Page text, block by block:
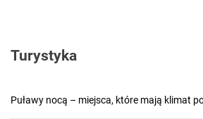
Turystyka
Puławy nocą – miejsca, które mają klimat